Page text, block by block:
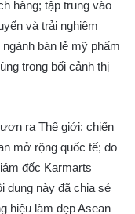
hàng; tập trung vào
và trải nghiệm
bán lẻ mỹ phẩm
trong bối cảnh thị
ra Thế giới: chiến
mở rộng quốc tế; do
đốc Karmarts
dung này đã chia sẻ
hiệu làm đẹp Asean